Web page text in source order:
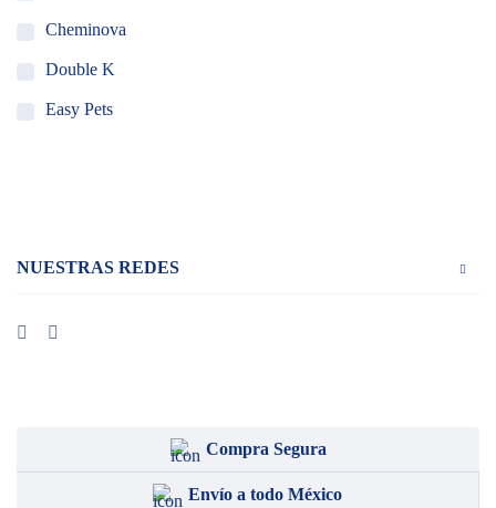
Cheminova
Double K
Easy Pets
Pet Ag
Vet One
NUESTRAS REDES
Compra Segura
Envío a todo México